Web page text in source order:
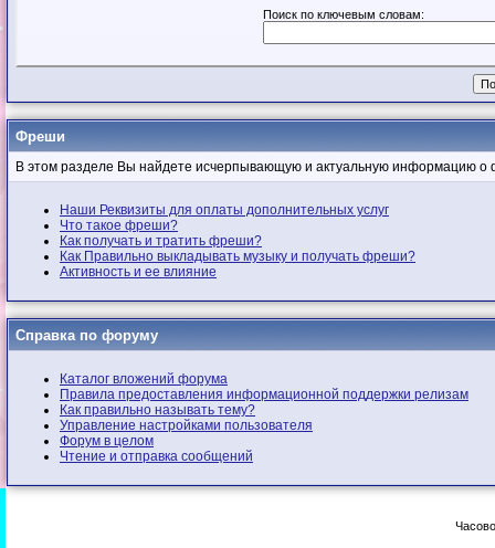
Поиск по ключевым словам:
Фреши
В этом разделе Вы найдете исчерпывающую и актуальную информацию о
Наши Реквизиты для оплаты дополнительных услуг
Что такое фреши?
Как получать и тратить фреши?
Как Правильно выкладывать музыку и получать фреши?
Активность и ее влияние
Справка по форуму
Каталог вложений форума
Правила предоставления информационной поддержки релизам
Как правильно называть тему?
Управление настройками пользователя
Форум в целом
Чтение и отправка сообщений